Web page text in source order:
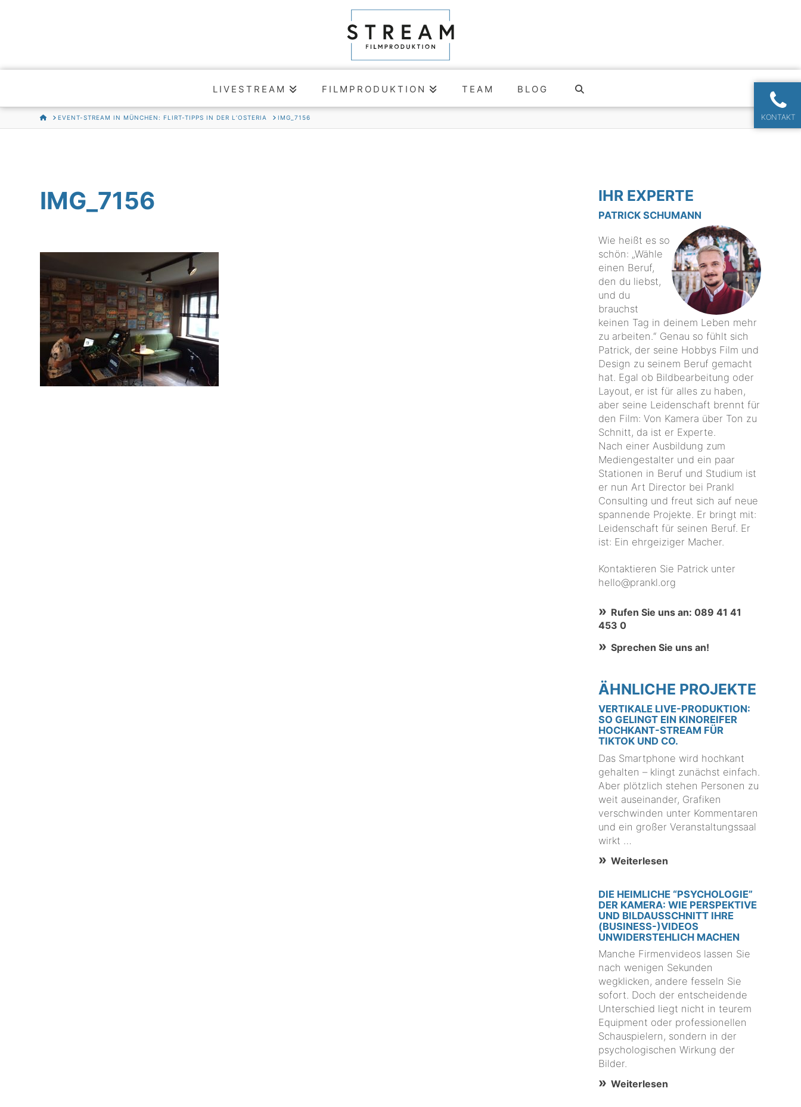
LIVESTREAM FILMPRODUKTION TEAM BLOG
HOMEEVENT-STREAM IN MÜNCHEN: FLIRT-TIPPS IN DER L’OSTERIA IMG_7156 KONTAKT
IMG_7156 IHR EXPERTE
PATRICK SCHUMANN
Wie heißt es so
schön: „Wähle
einen Beruf,
den du liebst,
und du
brauchst
keinen Tag in deinem Leben mehr
zu arbeiten.“ Genau so fühlt sich
Patrick, der seine Hobbys Film und
Design zu seinem Beruf gemacht
hat. Egal ob Bildbearbeitung oder
Layout, er ist für alles zu haben,
aber seine Leidenschaft brennt für
den Film: Von Kamera über Ton zu
Schnitt, da ist er Experte.
Nach einer Ausbildung zum
Mediengestalter und ein paar
Stationen in Beruf und Studium ist
er nun Art Director bei Prankl
Consulting und freut sich auf neue
spannende Projekte. Er bringt mit:
Leidenschaft für seinen Beruf. Er
ist: Ein ehrgeiziger Macher.
Kontaktieren Sie Patrick unter
hello@prankl.org
Rufen Sie uns an: 089 41 41
453 0
Sprechen Sie uns an!
ÄHNLICHE PROJEKTE
VERTIKALE LIVE-PRODUKTION:
SO GELINGT EIN KINOREIFER
HOCHKANT-STREAM FÜR
TIKTOK UND CO.
Das Smartphone wird hochkant
gehalten – klingt zunächst einfach.
Aber plötzlich stehen Personen zu
weit auseinander, Grafiken
verschwinden unter Kommentaren
und ein großer Veranstaltungssaal
wirkt …
Weiterlesen
DIE HEIMLICHE “PSYCHOLOGIE”
DER KAMERA: WIE PERSPEKTIVE
UND BILDAUSSCHNITT IHRE
(BUSINESS-)VIDEOS
UNWIDERSTEHLICH MACHEN
Manche Firmenvideos lassen Sie
nach wenigen Sekunden
wegklicken, andere fesseln Sie
sofort. Doch der entscheidende
Unterschied liegt nicht in teurem
Equipment oder professionellen
Schauspielern, sondern in der
psychologischen Wirkung der
Bilder.
Weiterlesen